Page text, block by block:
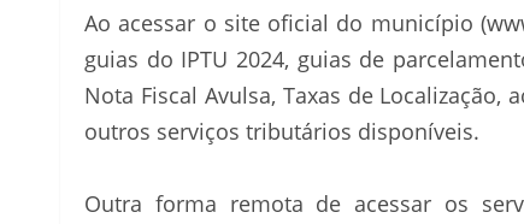
Ao acessar o site oficial do município
guias do IPTU 2024, guias de
Nota Fiscal Avulsa, Taxas de
outros serviços tributários disponíveis.
Outra forma remota de acessar os